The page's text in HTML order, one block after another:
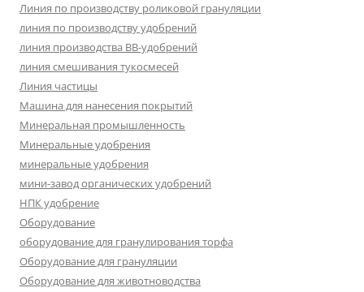
Линия по производству роликовой грануляции
линия по производству удобрений
линия производства BB-удобрений
линия смешивания тукосмесей
Линия частицы
Машина для нанесения покрытий
Минеральная промышленность
Минеральные удобрения
минеральные удобрения
мини-завод органических удобрений
НПК удобрение
Оборудование
оборудование для гранулирования торфа
Оборудование для грануляции
Оборудование для животноводства